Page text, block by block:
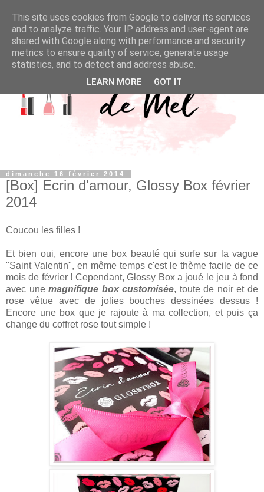
dimanche 16 février 2014
[Box] Ecrin d'amour, Glossy Box février
2014
Coucou les filles !
Et bien oui, encore une box beauté qui surfe sur la vague
"Saint Valentin", en même temps c'est le thème facile de ce
mois de février ! Cependant, Glossy Box a joué le jeu à fond
avec unemagnifique box customisée, toute de noir et de
rose vêtue avec de jolies bouches dessinées dessus !
Encore une box que je rajoute à ma collection, et puis ça
change du coffret rose tout simple !
This site uses cookies from Google to deliver its services
and to analyze traffic. Your IP address and user-agent are
shared with Google along with performance and security
metrics to ensure quality of service, generate usage
statistics, and to detect and address abuse.
LEARN MORE GOT IT